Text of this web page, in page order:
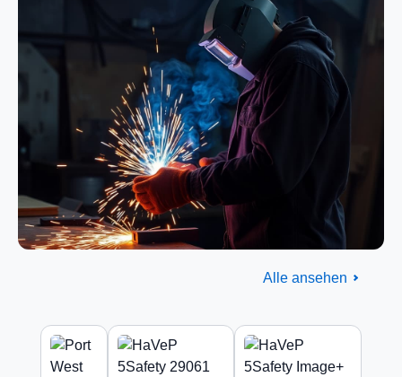
EN ISO 11612 zertifiziert
Produkte ansehen
Alle ansehen
Produktgalerie überspringen